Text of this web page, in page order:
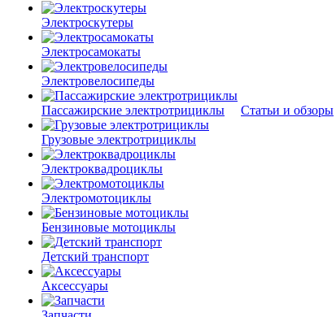
Электроскутеры
Электросамокаты
Электровелосипеды
Пассажирские электротрициклы
Грузовые электротрициклы
Электроквадроциклы
Электромотоциклы
Бензиновые мотоциклы
Детский транспорт
Аксессуары
Статьи и обзоры